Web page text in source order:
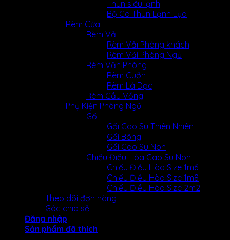
Thun siêu lạnh
Bộ Ga Thun Lạnh Lụa
Rèm Cửa
Rèm Vải
Rèm Vải Phòng khách
Rèm Vải Phòng Ngủ
Rèm Văn Phòng
Rèm Cuốn
Rèm Lá Dọc
Rèm Cầu Vồng
Phụ Kiện Phòng Ngủ
Gối
Gối Cao Su Thiên Nhiên
Gối Bông
Gối Cao Su Non
Chiếu Điều Hòa Cao Su Non
Chiếu Điều Hòa Size 1m6
Chiếu Điều Hòa Size 1m8
Chiếu Điều Hòa Size 2m2
Theo dõi đơn hàng
Góc chia sẻ
Đăng nhập
Sản phẩm đã thích